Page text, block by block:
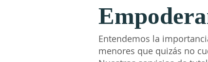
Entendemos la
menores que quizás no